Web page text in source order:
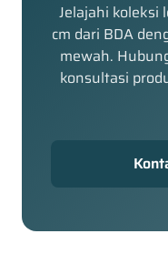
Jelajahi koleksi
cm dari BDA
mewah.
konsultasi